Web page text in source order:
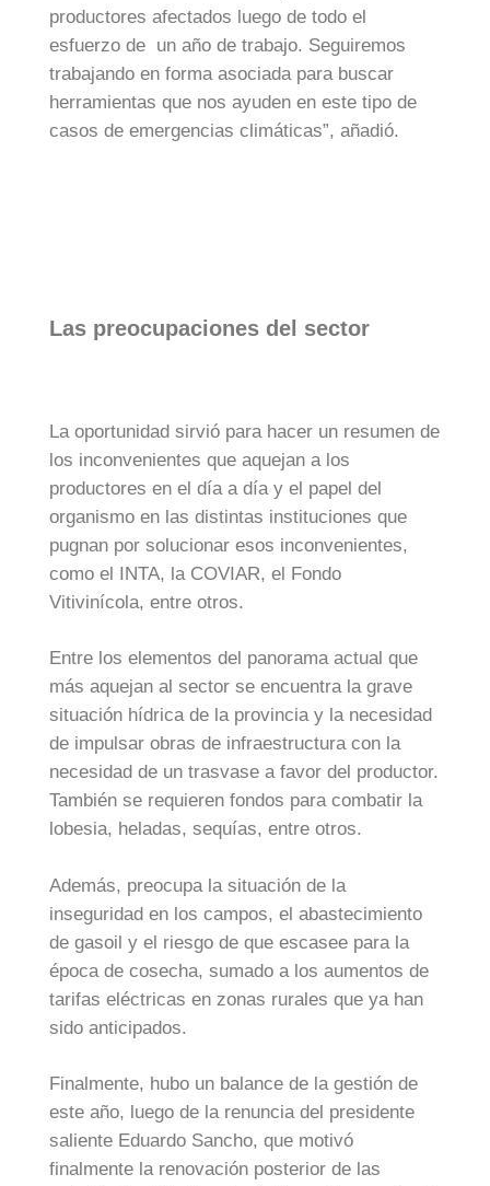
productores afectados luego de todo el
esfuerzo de un año de trabajo. Seguiremos
trabajando en forma asociada para buscar
herramientas que nos ayuden en este tipo de
casos de emergencias climáticas”, añadió.
Las preocupaciones del sector
La oportunidad sirvió para hacer un resumen de
los inconvenientes que aquejan a los
productores en el día a día y el papel del
organismo en las distintas instituciones que
pugnan por solucionar esos inconvenientes,
como el INTA, la COVIAR, el Fondo
Vitivinícola, entre otros.
Entre los elementos del panorama actual que
más aquejan al sector se encuentra la grave
situación hídrica de la provincia y la necesidad
de impulsar obras de infraestructura con la
necesidad de un trasvase a favor del productor.
También se requieren fondos para combatir la
lobesia, heladas, sequías, entre otros.
Además, preocupa la situación de la
inseguridad en los campos, el abastecimiento
de gasoil y el riesgo de que escasee para la
época de cosecha, sumado a los aumentos de
tarifas eléctricas en zonas rurales que ya han
sido anticipados.
Finalmente, hubo un balance de la gestión de
este año, luego de la renuncia del presidente
saliente Eduardo Sancho, que motivó
finalmente la renovación posterior de las